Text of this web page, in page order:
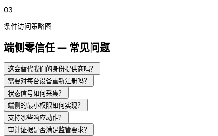
03
条件访问策略图
端侧零信任 — 常见问题
这会替代我们的身份提供商吗？
需要对每台设备重新注册吗？
状态信号如何采集？
端侧的最小权限如何实现？
支持哪些响应动作？
审计证据是否满足监管要求？